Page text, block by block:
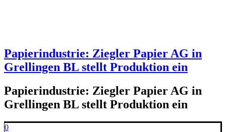
Papierindustrie: Ziegler Papier AG in
Grellingen BL stellt Produktion ein
Papierindustrie: Ziegler Papier AG in
Grellingen BL stellt Produktion ein
0